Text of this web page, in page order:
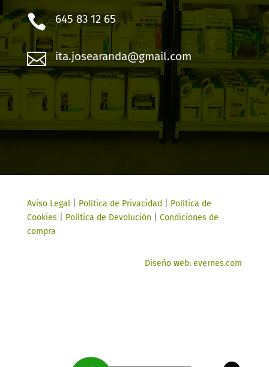
 645 83 12 65
 ita.josearanda@gmail.com
Aviso Legal| Política de Privacidad
Política de
Cookies
Política de Devolución
Condiciones de
compra
Diseño web: evernes.com